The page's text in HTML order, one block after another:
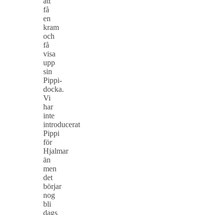
få
en
kram
och
få
visa
upp
sin
Pippi-
docka.
Vi
har
inte
introducerat
Pippi
för
Hjalmar
än
men
det
börjar
nog
bli
dags